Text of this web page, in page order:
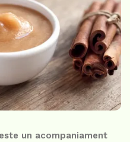
un acompaniament